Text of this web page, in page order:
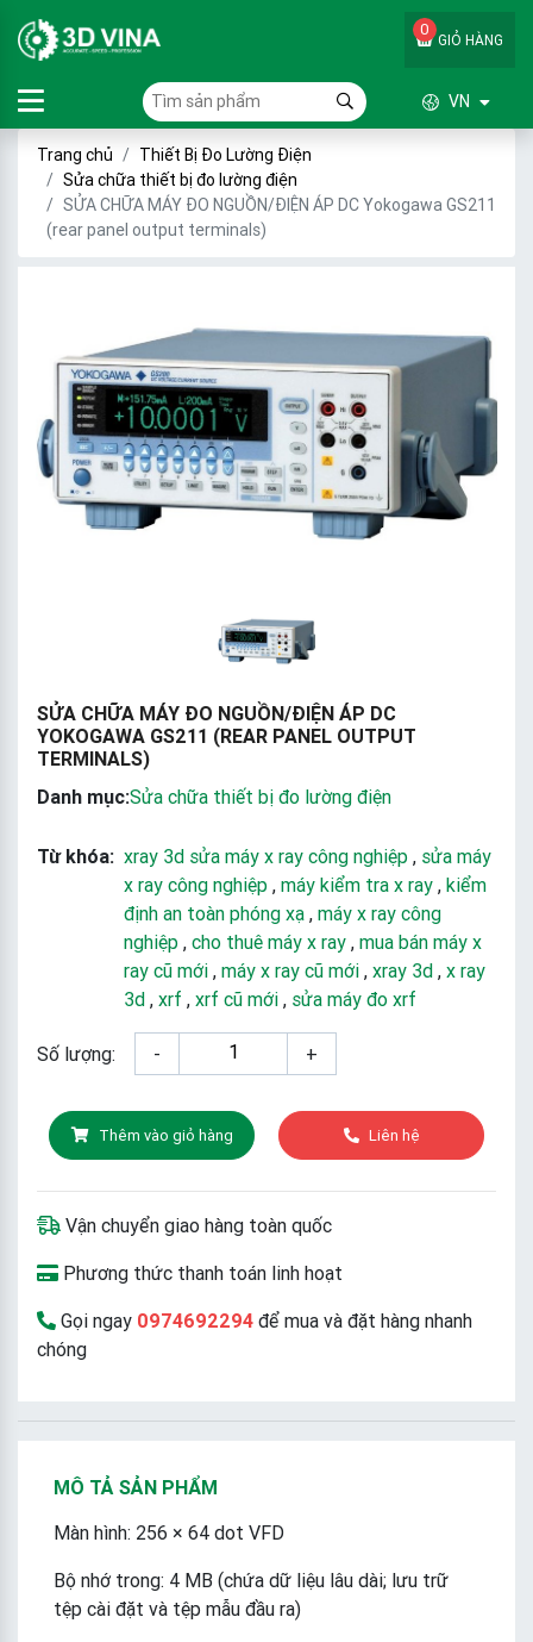
GIỎ HÀNG
0
VN
Trang chủ
Thiết Bị Đo Lường Điện
Sửa chữa thiết bị đo lường điện
SỬA CHỮA MÁY ĐO NGUỒN/ĐIỆN ÁP DC Yokogawa GS211
(rear panel output terminals)
SỬA CHỮA MÁY ĐO NGUỒN/ĐIỆN ÁP DC
YOKOGAWA GS211 (REAR PANEL OUTPUT
TERMINALS)
Danh mục:Sửa chữa thiết bị đo lường điện
Từ khóa: xray 3d sửa máy x ray công nghiệp , sửa máy
x ray công nghiệp , máy kiểm tra x ray , kiểm
định an toàn phóng xạ , máy x ray công
nghiệp , cho thuê máy x ray , mua bán máy x
ray cũ mới , máy x ray cũ mới , xray 3d , x ray
3d , xrf , xrf cũ mới , sửa máy đo xrf
Số lượng: - +
Thêm vào giỏ hàng Liên hệ
Vận chuyển giao hàng toàn quốc
Phương thức thanh toán linh hoạt
Gọi ngay 0974692294 để mua và đặt hàng nhanh
chóng
MÔ TẢ SẢN PHẨM
Màn hình: 256 × 64 dot VFD
Bộ nhớ trong: 4 MB (chứa dữ liệu lâu dài; lưu trữ
tệp cài đặt và tệp mẫu đầu ra)